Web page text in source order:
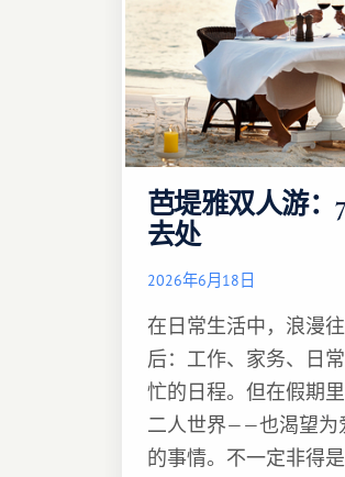
芭堤雅双人游：
去处
2026年6月18日
在日常生活中，浪漫
后：工作、家务、日
忙的日程。但在假期
二人世界——也渴望为
的事情。不一定非得